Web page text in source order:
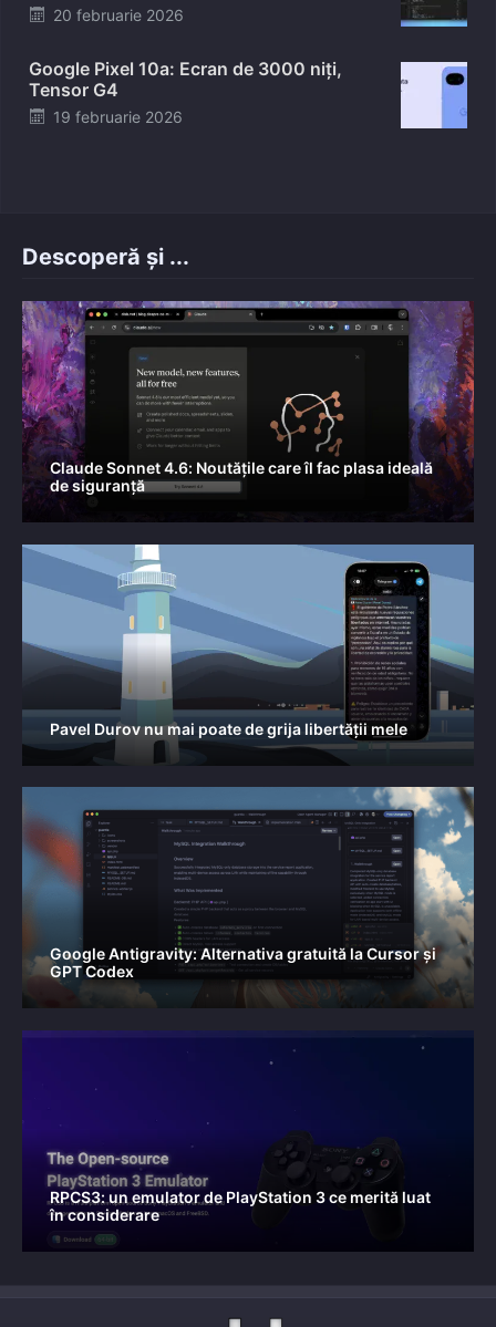
Posted
20 februarie 2026
Google Pixel 10a: Ecran de 3000 niți,
Tensor G4
Posted
19 februarie 2026
Descoperă și ...
Claude Sonnet 4.6: Noutățile care îl fac plasa ideală
de siguranță
Pavel Durov nu mai poate de grija libertății mele
Google Antigravity: Alternativa gratuită la Cursor și
GPT Codex
RPCS3: un emulator de PlayStation 3 ce merită luat
în considerare